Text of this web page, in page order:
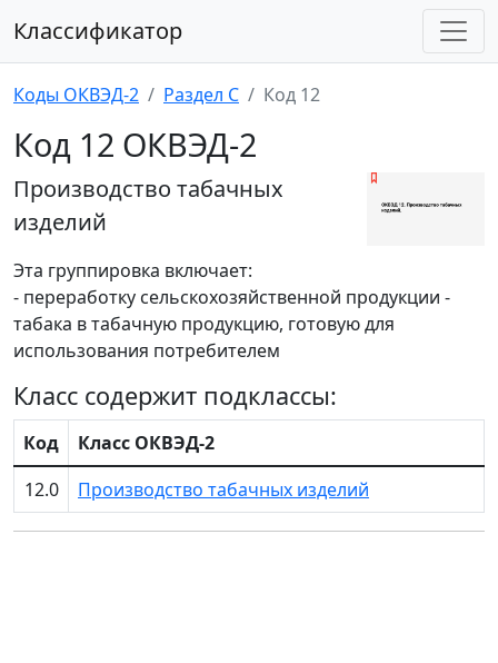
Классификатор
Коды ОКВЭД-2 Раздел C Код 12
Код 12 ОКВЭД-2
Производство табачных
изделий
Эта группировка включает:
- переработку сельскохозяйственной продукции -
табака в табачную продукцию, готовую для
использования потребителем
Класс содержит подклассы:
Код
Класс ОКВЭД-2
12.0
Производство табачных изделий